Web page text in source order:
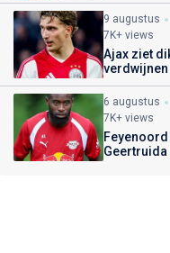
9 augustus
7K+ views
Ajax ziet
6 augustus
7K+ views
Feyenoord